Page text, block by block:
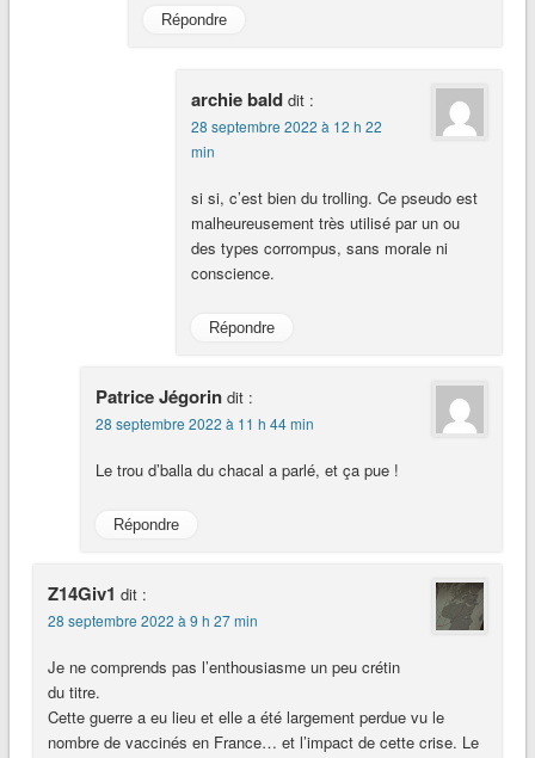
Répondre
archie bald dit :
28 septembre 2022 à 12 h 22
min
si si, c’est bien du trolling. Ce pseudo est
malheureusement très utilisé par un ou
des types corrompus, sans morale ni
conscience.
Répondre
Patrice Jégorin dit :
28 septembre 2022 à 11 h 44 min
Le trou d’balla du chacal a parlé, et ça pue !
Répondre
Z14Giv1 dit :
28 septembre 2022 à 9 h 27 min
Je ne comprends pas l’enthousiasme un peu crétin
du titre.
Cette guerre a eu lieu et elle a été largement perdue vu le
nombre de vaccinés en France… et l’impact de cette crise. Le